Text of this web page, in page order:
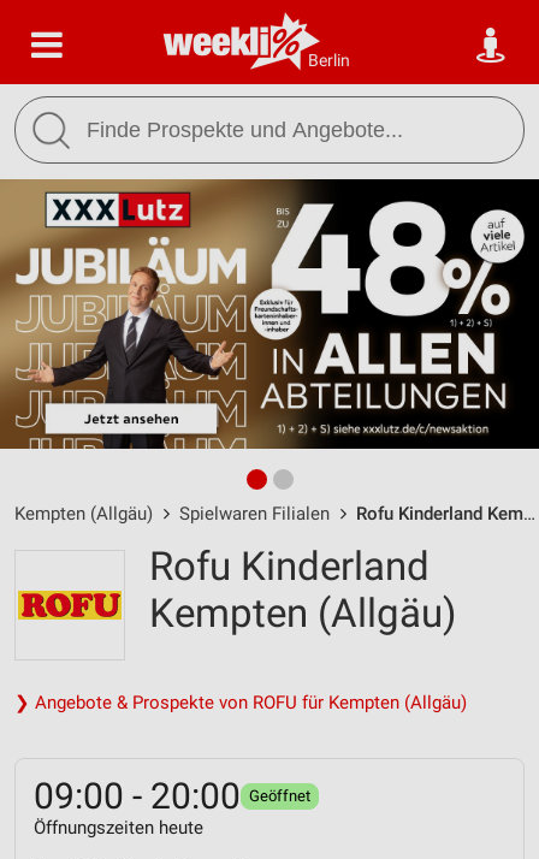
Berlin
Kempten (Allgäu) Spielwaren Filialen Rofu Kinderland Kempten (Allgäu) / Ursulasrieder Straße 6 - Öffnungszeiten & Adresse
Rofu Kinderland
Kempten (Allgäu)
❯ Angebote & Prospekte von ROFU für Kempten (Allgäu)
09:00 - 20:00 Geöffnet
Öffnungszeiten heute